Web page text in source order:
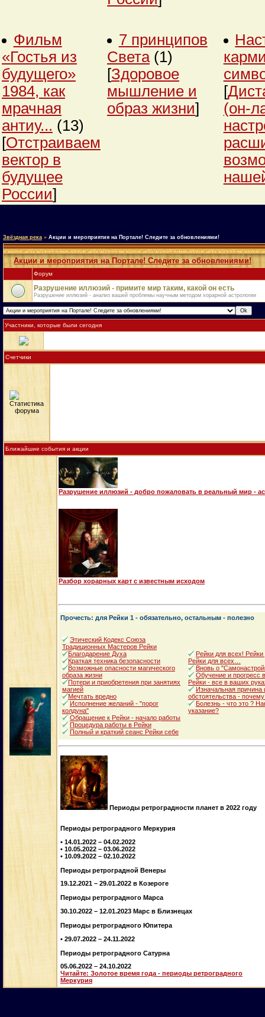
Фильм
«Гостья из
будущего»
1984, как
мрачная
антиу... (13)
[Отстраиваем
вектор в
будущее
России]
7 принципов
Света (1)
[Здоровое
мышление и
образ жизни]
[
(он-
Звёздная река » Акции и мероприятия на Портале! Следите за обновлениями!
Акции и мероприятия на Портале! Следите за обновлениями!
Форум
Разрушение иллюзий - примите мир таким, какой он есть
Разрушение иллюзий - анализ вашей проблемы научным методом хорарной астрологии
Участники, которые были сегодня
Счетчики
Ближайшие события и акции
Разрушение иллюзий - добро пожаловать в реальный мир -
Разбор хорарных карт с известным исходом
Прочесть: для Рейки 1 - обязательно, остальным - полезно
Этический Кодекс Союза
Традиционных Мастеров Рейки
Благодарение Духа
Краткая техника безопасности
Возможные опасности магического
образа жизни
Потери и приобретения при занятиях
магией
Мечтать вредно
Исполнение желаний - "порог
колдуна"
Обращение к Рейки - начало работы
Процедура работы в Рейки
Полный и краткий сеанс Рейки себе
Рейки для всех!
Рейки для всех…
Вновь о
Обучение и прогресс
Рейки - все в ваших
Изначальная
обстоятельства -
Болезнь - что это ?
указание?
Периоды ретроградности планет в 2022 году
Периоды ретроградного Меркурия
• 14.01.2022 – 04.02.2022
• 10.05.2022 – 03.06.2022
• 10.09.2022 – 02.10.2022
Периоды ретроградной Венеры
19.12.2021 – 29.01.2022 в Козероге
Периоды ретроградного Марса
30.10.2022 – 12.01.2023 Марс в Близнецах
Периоды ретроградного Юпитера
• 29.07.2022 – 24.11.2022
Периоды ретроградного Сатурна
05.06.2022 – 24.10.2022
Читайте: Золотое время года - периоды ретроградного
Меркурия